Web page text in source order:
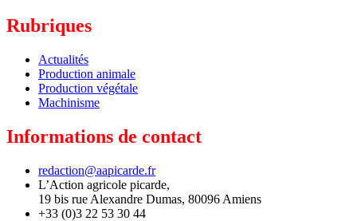
Rubriques
Actualités
Production animale
Production végétale
Machinisme
Informations de contact
redaction@aapicarde.fr
L’Action agricole picarde,
19 bis rue Alexandre Dumas, 80096 Amiens
+33 (0)3 22 53 30 44